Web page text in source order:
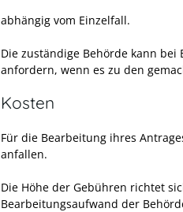
abhängig vom Einzelfall.
Die zuständige Behörde kann
anfordern, wenn es zu den
Kosten
Für die Bearbeitung ihres
anfallen.
Die Höhe der Gebühren richtet
Bearbeitungsaufwand der